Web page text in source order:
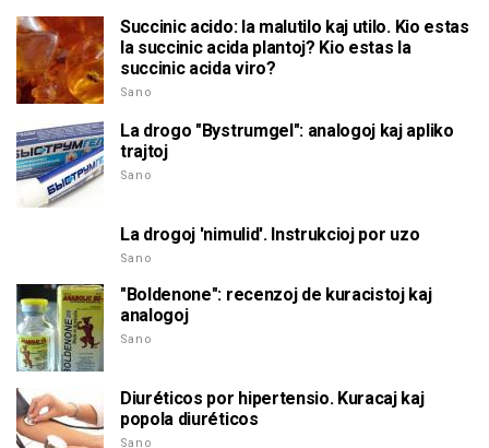
Succinic acido: la malutilo kaj utilo. Kio estas
la succinic acida plantoj? Kio estas la
succinic acida viro?
Sano
La drogo "Bystrumgel": analogoj kaj apliko
trajtoj
Sano
La drogoj 'nimulid'. Instrukcioj por uzo
Sano
"Boldenone": recenzoj de kuracistoj kaj
analogoj
Sano
Diuréticos por hipertensio. Kuracaj kaj
popola diuréticos
Sano